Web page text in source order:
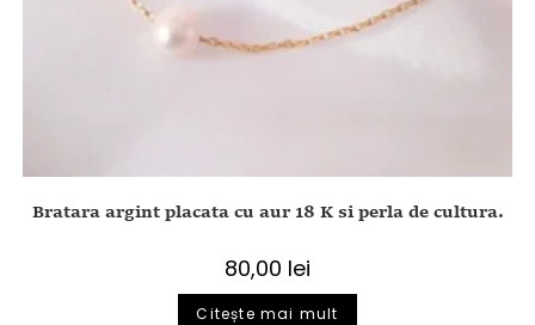
Bratara argint placata cu aur 18 K si perla de cultura.
80,00 lei
Citește mai mult